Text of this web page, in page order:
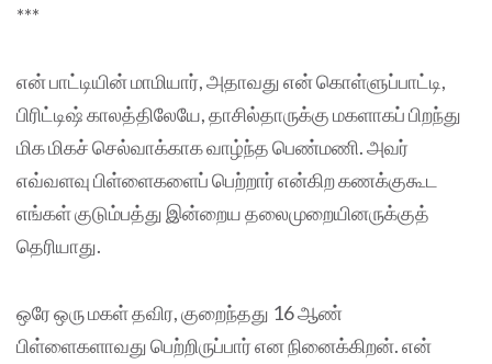
***
என் பாட்டியின் மாமியார், அதாவது என் கொள்ளுப்பாட்டி,
பிரிட்டிஷ் காலத்திலேயே, தாசில்தாருக்கு மகளாகப் பிறந்து
மிக மிகச் செல்வாக்காக வாழ்ந்த பெண்மணி. அவர்
எவ்வளவு பிள்ளைகளைப் பெற்றார் என்கிற கணக்குகூட
எங்கள் குடும்பத்து இன்றைய தலைமுறையினருக்குத்
தெரியாது.
ஒரே ஒரு மகள் தவிர, குறைந்தது 16 ஆண்
பிள்ளைகளாவது பெற்றிருப்பார் என நினைக்கிறன். என்